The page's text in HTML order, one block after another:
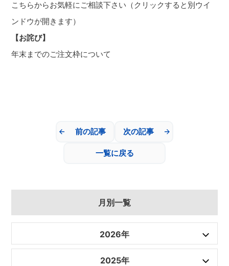
こちらからお気軽にご相談下さい（クリックすると別ウイ
ンドウが開きます）
【お詫び】
年末までのご注文枠について
前の記事
一覧に戻る
次の記事
月別一覧
2026年
2025年